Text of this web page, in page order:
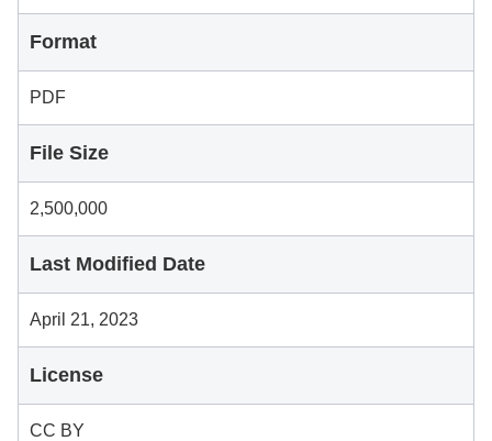
Format
PDF
File Size
2,500,000
Last Modified Date
April 21, 2023
License
CC BY